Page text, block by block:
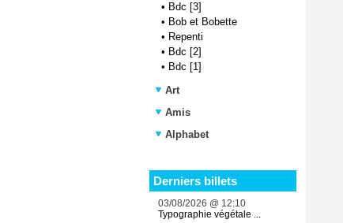
• Bdc [3]
• Bob et Bobette
• Repenti
• Bdc [2]
• Bdc [1]
Art
Amis
Alphabet
Derniers billets
03/08/2026 @ 12:10
Typographie végétale ...